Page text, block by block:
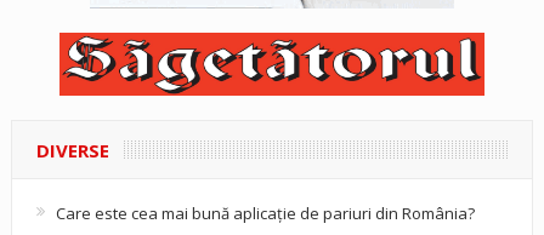
DIVERSE
Care este cea mai bună aplicație de pariuri din România?